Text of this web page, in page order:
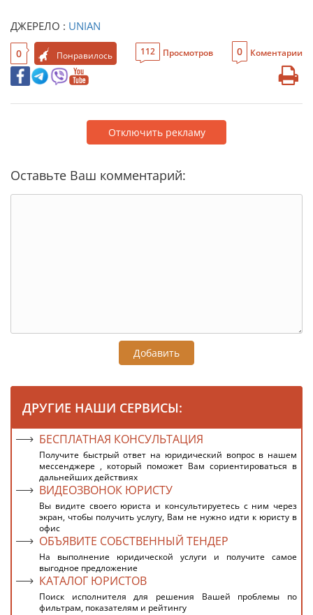
ДЖЕРЕЛО : UNIAN
0 Понравилось 112 Просмотров 0 Коментарии
Отключить рекламу
Оставьте Ваш комментарий:
Добавить
ДРУГИЕ НАШИ СЕРВИСЫ:
БЕСПЛАТНАЯ КОНСУЛЬТАЦИЯ
Получите быстрый ответ на юридический вопрос в нашем
мессенджере , который поможет Вам сориентироваться в
дальнейших действиях
ВИДЕОЗВОНОК ЮРИСТУ
Вы видите своего юриста и консультируетесь с ним через
экран, чтобы получить услугу, Вам не нужно идти к юристу в
офис
ОБЪЯВИТЕ СОБСТВЕННЫЙ ТЕНДЕР
На выполнение юридической услуги и получите самое
выгодное предложение
КАТАЛОГ ЮРИСТОВ
Поиск исполнителя для решения Вашей проблемы по
фильтрам, показателям и рейтингу